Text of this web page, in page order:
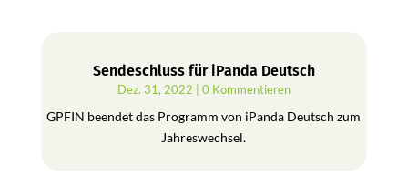
Sendeschluss für iPanda Deutsch
Dez. 31, 2022 | 0 Kommentieren
GPFIN beendet das Programm von iPanda Deutsch zum
Jahreswechsel.